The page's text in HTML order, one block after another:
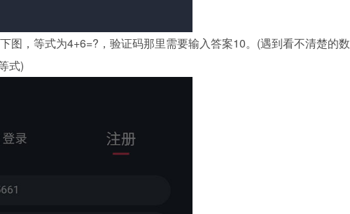
图，等式为4+6=?，验证码那里需要输入答案10。(遇到看不清楚的数
式)